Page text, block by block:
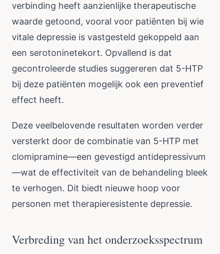
verbinding heeft aanzienlijke therapeutische
waarde getoond, vooral voor patiënten bij wie
vitale depressie is vastgesteld gekoppeld aan
een serotoninetekort. Opvallend is dat
gecontroleerde studies suggereren dat 5-HTP
bij deze patiënten mogelijk ook een preventief
effect heeft.
Deze veelbelovende resultaten worden verder
versterkt door de combinatie van 5-HTP met
clomipramine—een gevestigd antidepressivum
—wat de effectiviteit van de behandeling bleek
te verhogen. Dit biedt nieuwe hoop voor
personen met therapieresistente depressie.
Verbreding van het onderzoeksspectrum